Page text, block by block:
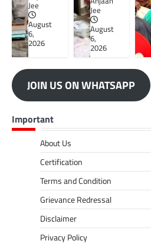
Jee
August
6,
2026
Jee
August
6,
2026
JOIN US ON WHATSAPP
Important
About Us
Certification
Terms and Condition
Grievance Redressal
Disclaimer
Privacy Policy